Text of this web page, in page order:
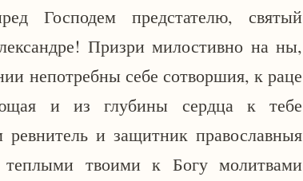
Господем предстателю, святый
Призри милостивно на ны,
непотребны себе сотворшия, к раце
и из глубины сердца к тебе
и защитник православныя
твоими к Богу молитвами